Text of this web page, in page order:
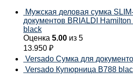
Мужская деловая сумка
документов BRIALDI
black
Оценка 5.00 из 5
13.950 ₽
Versado Сумка для
Versado Купюрница B788